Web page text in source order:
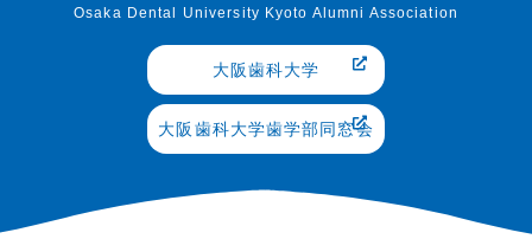
Osaka Dental University Kyoto Alumni Association
大阪歯科大学
大阪歯科大学歯学部同窓会